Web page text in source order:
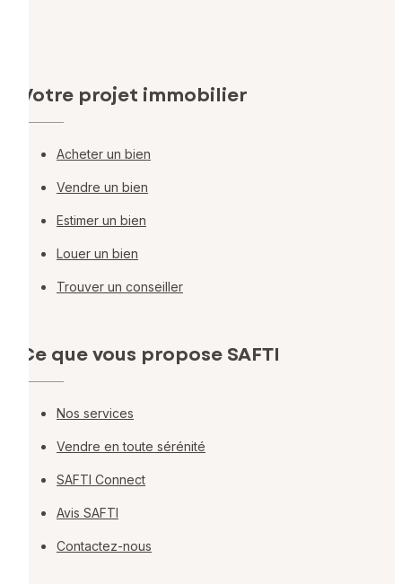
Votre projet immobilier
Acheter un bien
Vendre un bien
Estimer un bien
Louer un bien
Trouver un conseiller
Ce que vous propose SAFTI
Nos services
Vendre en toute sérénité
SAFTI Connect
Avis SAFTI
Contactez-nous